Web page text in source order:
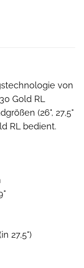
von
Gold RL
(26", 27,5"
RL bedient.
27,5")